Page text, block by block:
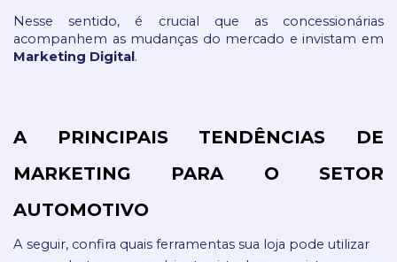
Nesse sentido, é crucial que as concessionárias
Marketing Digital.
A PRINCIPAIS TENDÊNCIAS DE
MARKETING PARA O SETOR
AUTOMOTIVO
A seguir, confira quais ferramentas sua loja pode utilizar